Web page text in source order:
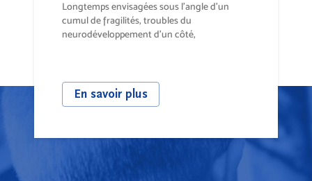
Longtemps envisagées sous l’angle d’un
cumul de fragilités, troubles du
neurodéveloppement d’un côté,
En savoir plus